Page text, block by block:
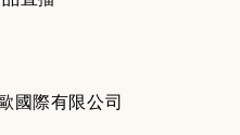
國際有限公司